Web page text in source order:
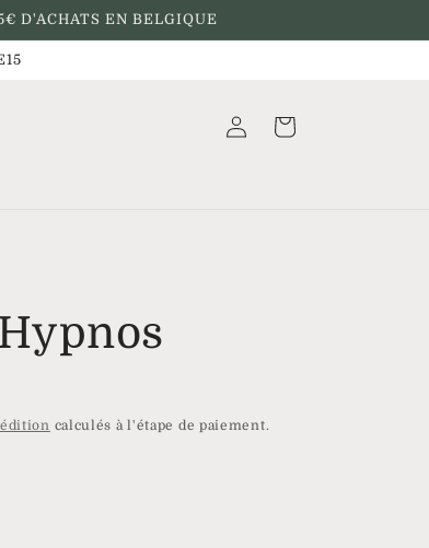
D'ACHATS EN BELGIQUE
ConnexionPanier
calculés à l'étape de paiement.